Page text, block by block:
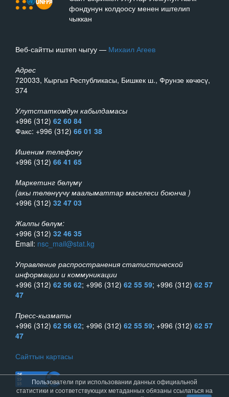
фондунун колдоосу менен иштелип
чыккан
Веб-сайтты иштеп чыгуу — Михаил Агеев
Адрес
720033, Кыргыз Республикасы, Бишкек ш., Фрунзе көчөсү,
374
Улутстаткомдун кабылдамасы
+996 (312) 62 60 84
Факс: +996 (312) 66 01 38
Ишеним телефону
+996 (312) 66 41 65
Маркетинг бөлүмү
(акы төлөнүүчү маалыматтар маселеси боюнча )
+996 (312) 32 47 03
Жалпы бөлүм:
+996 (312) 32 46 35
Email: nsc_mail@stat.kg
Управление распространения статистической
информации и коммуникации
+996 (312) 62 56 62; +996 (312) 62 55 59; +996 (312) 62 57
47
Пресс-кызматы
+996 (312) 62 56 62; +996 (312) 62 55 59; +996 (312) 62 57
47
Сайттын картасы
Пользователи при использовании данных официальной
статистики и соответствующих метаданных обязаны ссылаться на